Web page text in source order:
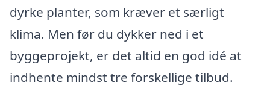
dyrke planter, som kræver et særligt
klima. Men før du dykker ned i et
byggeprojekt, er det altid en god idé at
indhente mindst tre forskellige tilbud.